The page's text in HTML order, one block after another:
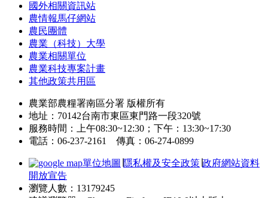
國外相關資訊站
農情報馬仔網站
農民團體
農業（科技）大學
農業相關單位
農業科技專案計畫
其他政策共用區
農業部農糧署南區分署 版權所有
地址：70142台南市東區東門路一段320號
服務時間：上午08:30~12:30；下午：13:30~17:30
電話：06-237-2161 傳真：06-274-0899
單位地圖 隱私權及安全政策 政府網站資料
開放宣告
瀏覽人數：13179245